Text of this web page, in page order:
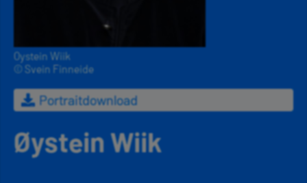
Oystein Wiik
© Svein Finneide
Portraitdownload
Øystein Wiik